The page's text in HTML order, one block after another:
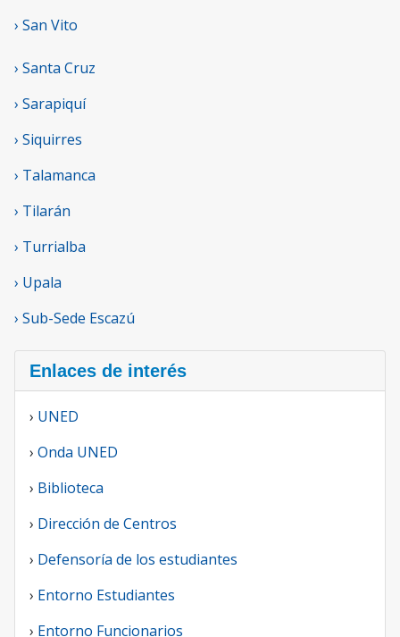
› San Vito
› Santa Cruz
› Sarapiquí
› Siquirres
› Talamanca
› Tilarán
› Turrialba
› Upala
› Sub-Sede Escazú
Enlaces de interés
› UNED
› Onda UNED
› Biblioteca
› Dirección de Centros
› Defensoría de los estudiantes
› Entorno Estudiantes
› Entorno Funcionarios